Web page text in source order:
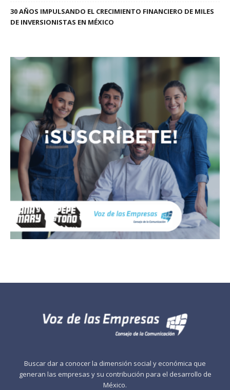
30 AÑOS IMPULSANDO EL CRECIMIENTO FINANCIERO DE MILES
DE INVERSIONISTAS EN MÉXICO
Buscar dar a conocer la dimensión social y económica que
generan las empresas y su contribución para el desarrollo de
México.